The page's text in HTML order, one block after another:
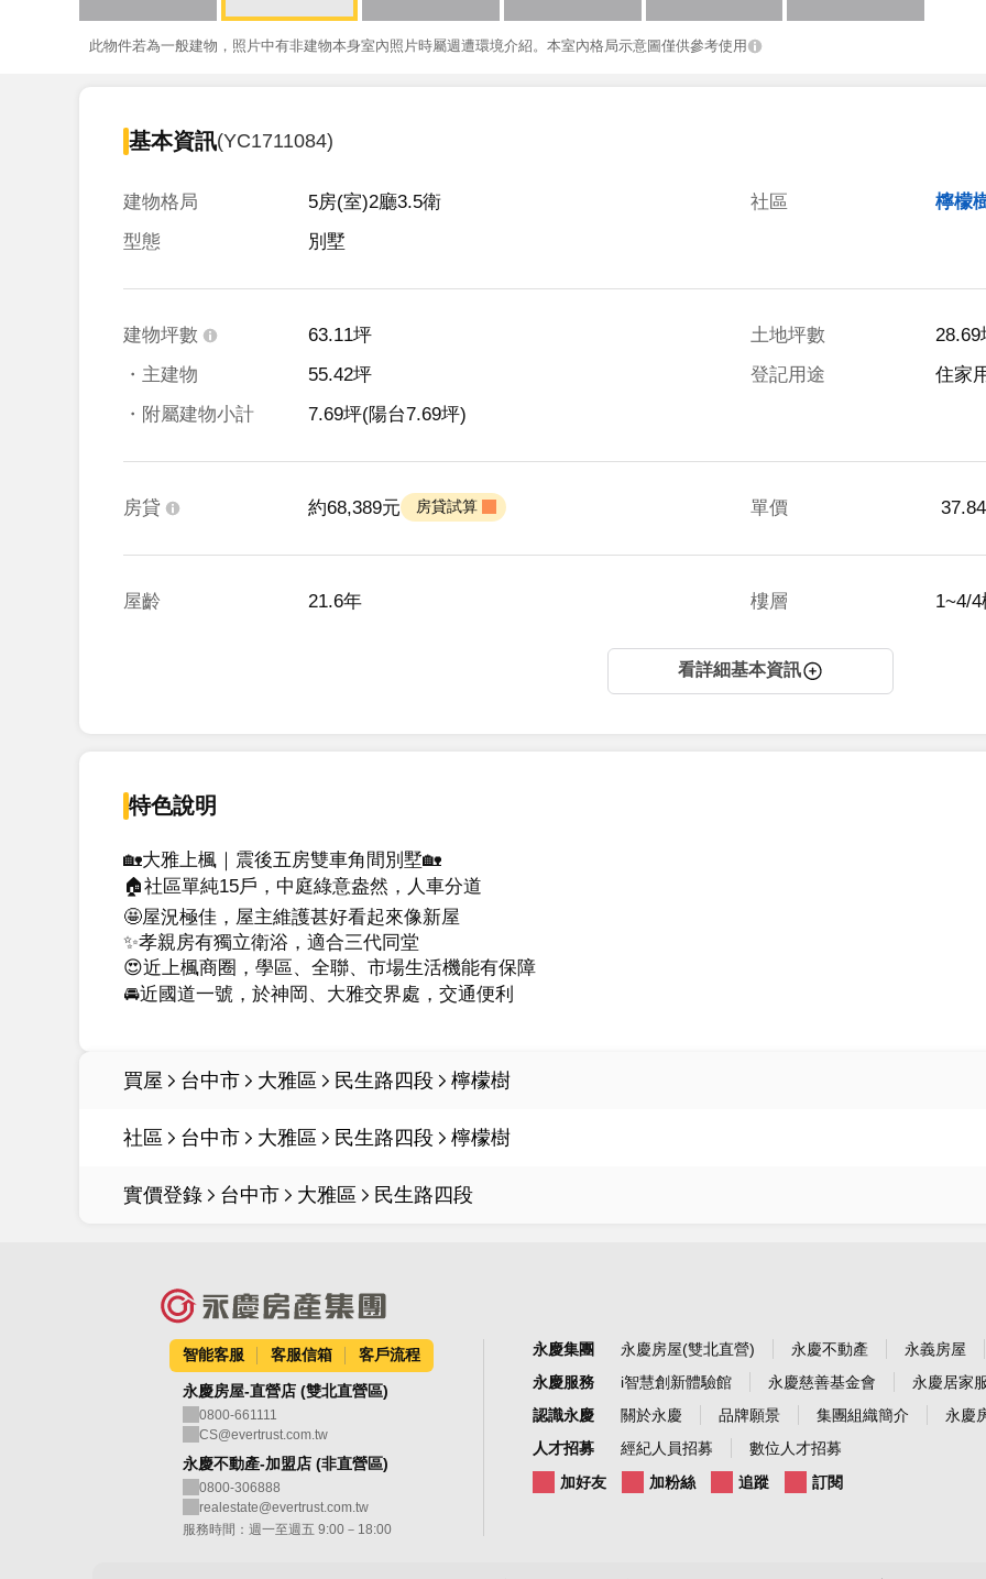
此物件若為一般建物，照片中有非建物本身室內照片時屬週遭環境介紹。本室內格局示意圖僅供參考使用
基本資訊(YC1711084)
建物格局
5房(室)2廳3.5衛
型態
別墅
社區 檸檬
建物坪數
63.11坪
・主建物
55.42坪
・附屬建物小計
7.69坪(陽台7.69坪)
土地坪數
28.69
登記用途
住家
房貸 約68,389元 房貸試算 單價
屋齡 21.6年 樓層 1~4/4
看詳細基本資訊
特色說明
🏡大雅上楓｜震後五房雙車角間別墅🏡
🏠社區單純15戶，中庭綠意盎然，人車分道
🤩屋況極佳，屋主維護甚好看起來像新屋
✨孝親房有獨立衛浴，適合三代同堂
😍近上楓商圈，學區、全聯、市場生活機能有保障
買屋 台中市 大雅區 民生路四段 檸檬樹
社區 台中市 大雅區 民生路四段 檸檬樹
實價登錄 台中市 大雅區 民生路四段
智能客服 客服信箱 客戶流程
永慶房屋-直營店 (雙北直營區)
0800-661111
CS@evertrust.com.tw
永慶不動產-加盟店 (非直營區)
0800-306888
realestate@evertrust.com.tw
服務時間：週一至週五 9:00－18:00
永慶集團 永慶房屋(雙北直營) 永慶不動產
永義房屋
永慶服務
i智慧創新體驗館 永慶慈善基金會
永慶居家
認識永慶
關於永慶 品牌願景 集團組織簡介
永慶
人才招募
經紀人員招募
數位人才招募
加好友
加粉絲 追蹤 訂閱